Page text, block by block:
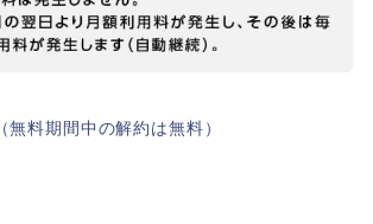
（無料期間中の解約は無料）